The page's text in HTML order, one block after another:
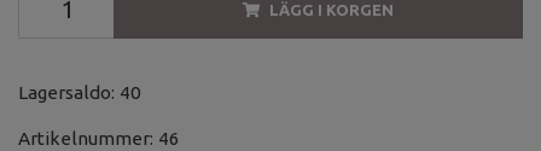
LÄGG I KORGEN
Lagersaldo: 40
Artikelnummer: 46